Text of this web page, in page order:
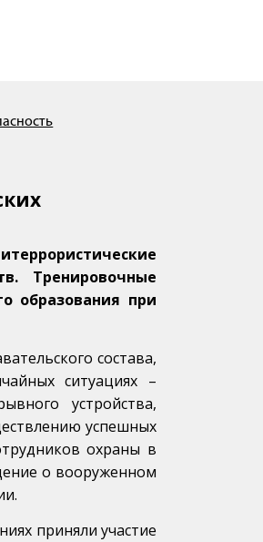
Тренировочные
образования при
состава,
ситуациях –
устройства,
успешных
охраны в
о вооруженном
приняли участие